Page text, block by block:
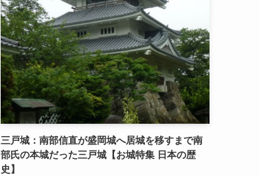
三戸城：南部信直が盛岡城へ居城を移すまで南
部氏の本城だった三戸城【お城特集 日本の歴
史】